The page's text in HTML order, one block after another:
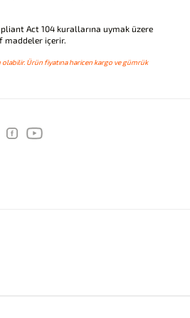
Act 104 kurallarına uymak üzere
maddeler içerir.
olabilir. Ürün fiyatına haricen kargo ve gümrük